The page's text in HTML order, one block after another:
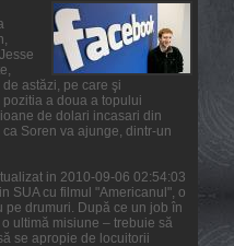
astăzi, pe care şi
a doua a topului
de dolari incasari din
Soren va ajunge, dintr-un
in 2010-09-06 02:54:03
SUA cu filmul "Americanul", o
pe drumuri. După ce un job în
ultimă misiune – trebuie să
se apropie de locuitorii